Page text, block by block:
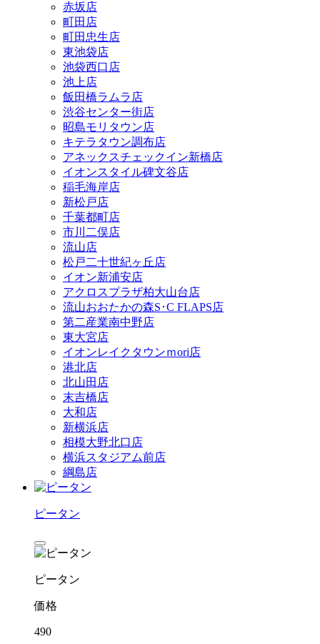
赤坂店
町田店
町田忠生店
東池袋店
池袋西口店
池上店
飯田橋ラムラ店
渋谷センター街店
昭島モリタウン店
キテラタウン調布店
アネックスチェックイン新橋店
イオンスタイル碑文谷店
稲毛海岸店
新松戸店
千葉都町店
市川二俣店
流山店
松戸二十世紀ヶ丘店
イオン新浦安店
アクロスプラザ柏大山台店
流山おおたかの森S･C FLAPS店
第二産業南中野店
東大宮店
イオンレイクタウンｍori店
港北店
北山田店
末吉橋店
大和店
新横浜店
相模大野北口店
横浜スタジアム前店
綱島店
ピータン
ピータン
価格
490